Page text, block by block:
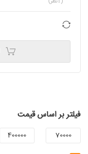
فیلتر بر اساس قیمت